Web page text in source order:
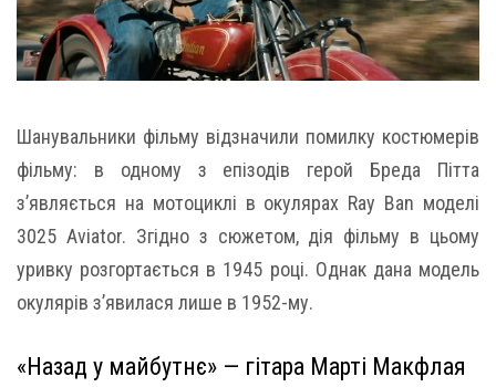
Шанувальники фільму відзначили помилку костюмерів
фільму: в одному з епізодів герой Бреда Пітта
з’являється на мотоциклі в окулярах Ray Ban моделі
3025 Aviator. Згідно з сюжетом, дія фільму в цьому
уривку розгортається в 1945 році. Однак дана модель
окулярів з’явилася лише в 1952-му.
«Назад у майбутнє» — гітара Марті Макфлая